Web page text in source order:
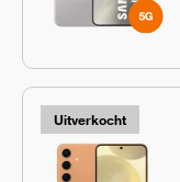
Uitverkocht